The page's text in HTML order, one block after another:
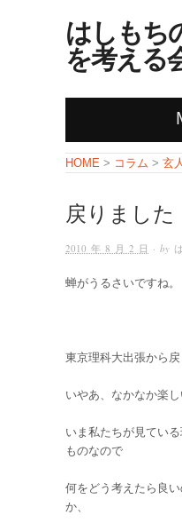
はしもち
を考える
HOME > コラム > 玄
戻りました
2010 年 8 月 2 日 · by
蝉がうるさいですね。
東京理科大出張から戻
いやあ、なかなか楽し
いま私たちが見てい
ものなので
何をどう考えたら良
か、